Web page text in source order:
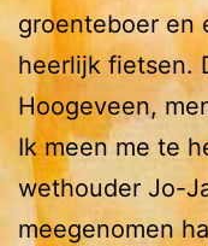
groenteboer en
heerlijk fietsen.
Hoogeveen,
Ik meen me te
wethouder Jo-
meegenomen